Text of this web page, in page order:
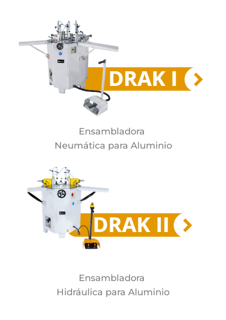
Ensambladora
Neumática para Aluminio
Ensambladora
Hidráulica para Aluminio